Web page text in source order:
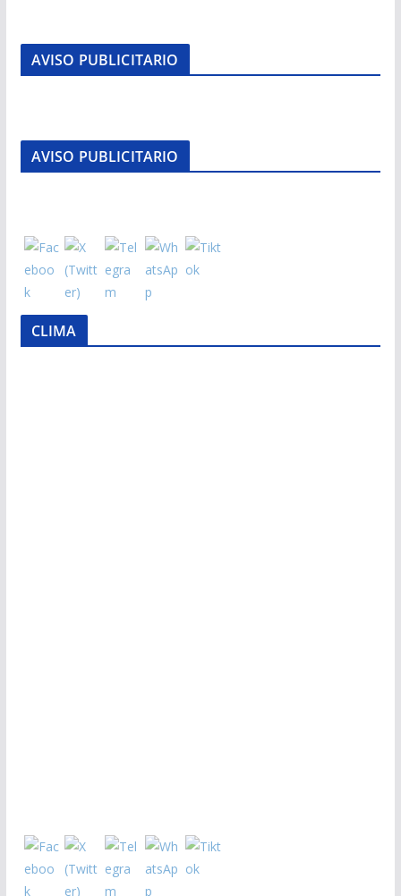
AVISO PUBLICITARIO
AVISO PUBLICITARIO
CLIMA